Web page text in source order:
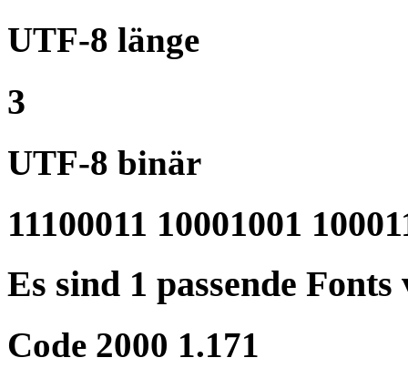
UTF-8 länge
3
UTF-8 binär
11100011 10001001
Es sind 1 passende
Code 2000 1.171